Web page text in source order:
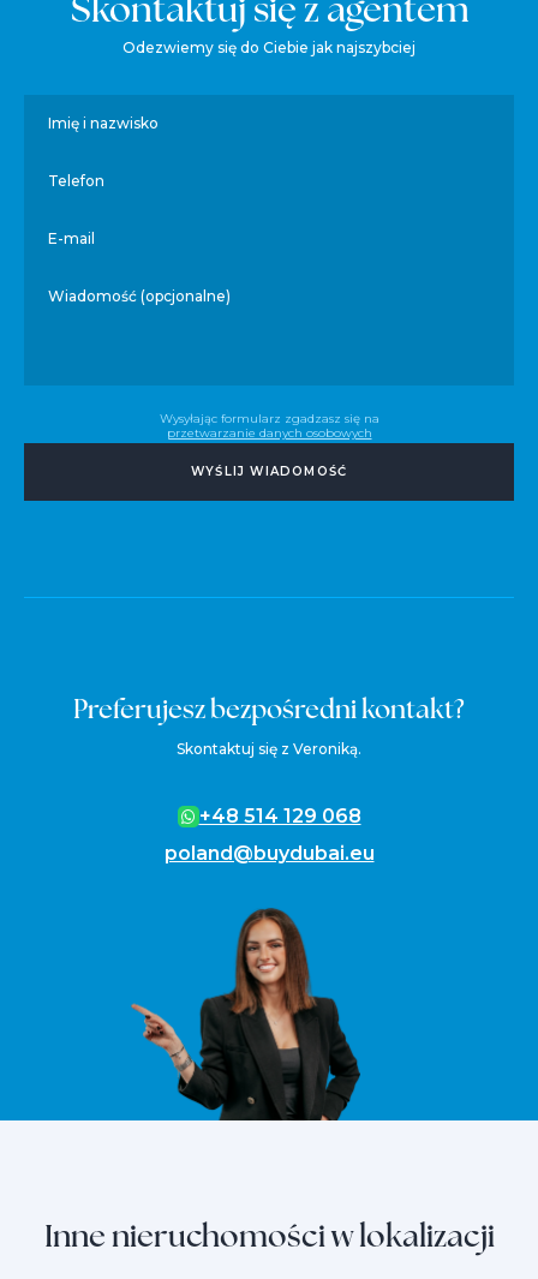
Odezwiemy się do Ciebie jak najszybciej
Imię i nazwisko
Telefon
E-mail
Wiadomość (opcjonalne)
Wysyłając formularz zgadzasz się na
przetwarzanie danych osobowych
WYŚLIJ WIADOMOŚĆ
Preferujesz bezpośredni kontakt?
Skontaktuj się z Veroniką.
+48 514 129 068
poland@buydubai.eu
Inne nieruchomości w lokalizacji